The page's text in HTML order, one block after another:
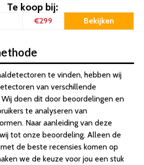
Te koop bij:
€299 Bekijken
te vinden, hebben wij
van verschillende
doen dit door beoordelingen en
te analyseren van
Naar aanleiding van deze
tot onze beoordeling. Alleen de
de beste recensies komen op
we de keuze voor jou een stuk